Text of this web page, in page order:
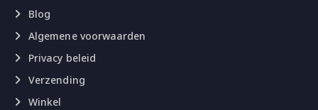
Blog
Algemene voorwaarden
Privacy beleid
Verzending
Winkel